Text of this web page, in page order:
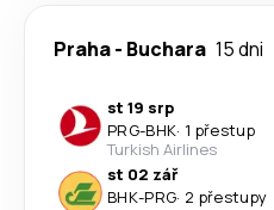
Praha- Buchara 15 dni
st 19 srp
PRG-BHK· 1 přestup
Turkish Airlines
st 02 zář
BHK-PRG· 2 přestupy